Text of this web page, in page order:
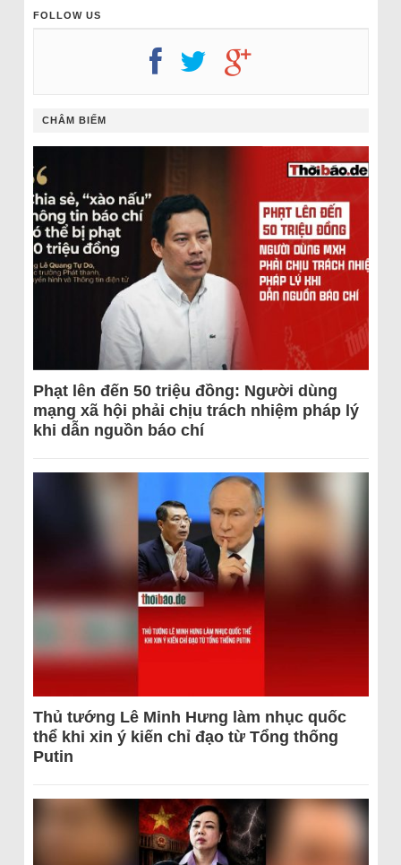
FOLLOW US
CHÂM BIẾM
Phạt lên đến 50 triệu đồng: Người dùng
mạng xã hội phải chịu trách nhiệm pháp lý
khi dẫn nguồn báo chí
Thủ tướng Lê Minh Hưng làm nhục quốc
thể khi xin ý kiến chỉ đạo từ Tổng thống
Putin